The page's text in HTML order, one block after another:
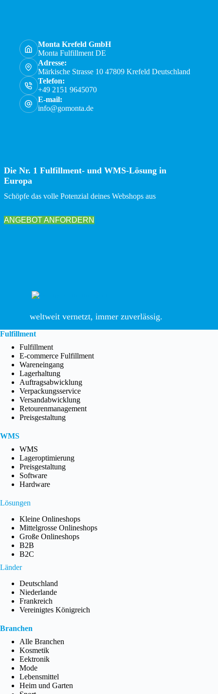
Monta Krefeld GmbH
Monta Fulfillment DE
Adresse:
Märkische Strasse 10 47809 Krefeld Deutschland
Telefon:
+49 2151 9645070
E-mail:
info@gomonta.de
Die Nr. 1 Fulfillment- und WMS-Lösung in
Europa
Schöpfe das volle Potenzial deines Webshops aus
ANGEBOT ANFORDERN
weltweit vernetzt, immer zuverlässig.
Fulfillment
Fulfillment
E-commerce Fulfillment
Wareneingang
Lagerhaltung
Auftragsabwicklung
Verpackungsservice
Versandabwicklung
Retourenmanagement
Preisgestaltung
WMS
WMS
Lageroptimierung
Preisgestaltung
Software
Hardware
Lösungen
Kleine Onlineshops
Mittelgrosse Onlineshops
Große Onlineshops
B2B
B2C
Länder
Deutschland
Niederlande
Frankreich
Vereinigtes Königreich
Branchen
Alle Branchen
Kosmetik
Eektronik
Mode
Lebensmittel
Heim und Garten